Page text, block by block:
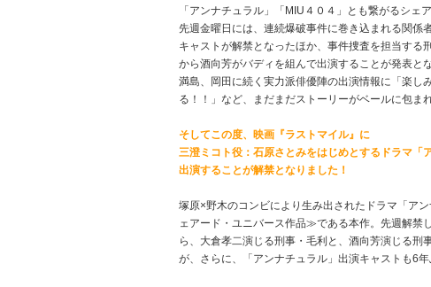
「アンナチュラル」「MIU４０４」とも繋がるシェ
先週金曜日には、連続爆破事件に巻き込まれる関係
キャストが解禁となったほか、事件捜査を担当する
から酒向芳がバディを組んで出演することが発表と
満島、岡田に続く実力派俳優陣の出演情報に「楽し
る！！」など、まだまだストーリーがベールに包ま
そしてこの度、映画『ラストマイル』に
三澄ミコト役：石原さとみをはじめとするドラマ「
出演することが解禁となりました！
塚原×野木のコンビにより生み出されたドラマ「ア
ェアード・ユニバース作品≫である本作。先週解禁
ら、大倉孝二演じる刑事・毛利と、酒向芳演じる
が、さらに、「アンナチュラル」出演キャストも6年